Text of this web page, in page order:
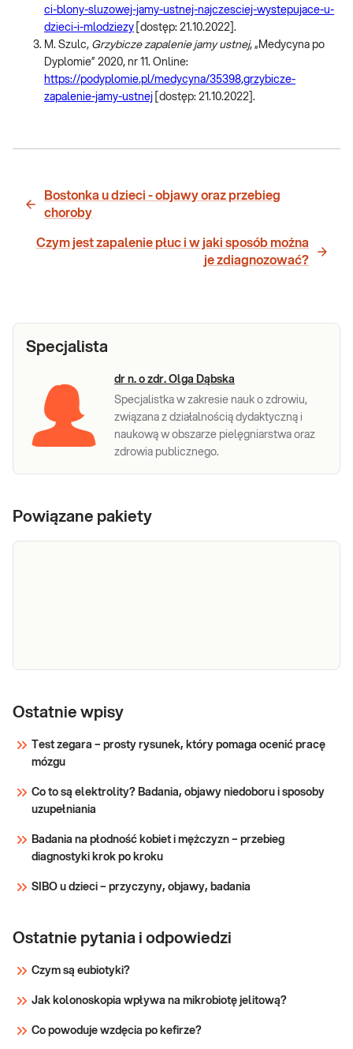
ci-blony-sluzowej-jamy-ustnej-najczesciej-wystepujace-u-
dzieci-i-mlodziezy [dostęp: 21.10.2022].
M. Szulc, Grzybicze zapalenie jamy ustnej, „Medycyna po
Dyplomie” 2020, nr 11. Online:
https://podyplomie.pl/medycyna/35398,grzybicze-
zapalenie-jamy-ustnej [dostęp: 21.10.2022].
Bostonka u dzieci - objawy oraz przebieg
choroby
Czym jest zapalenie płuc i w jaki sposób można
je zdiagnozować?
Specjalista
dr n. o zdr. Olga Dąbska
Specjalistka w zakresie nauk o zdrowiu,
związana z działalnością dydaktyczną i
naukową w obszarze pielęgniarstwa oraz
zdrowia publicznego.
Powiązane pakiety
profilaktycznyUwaga! Jeżeli kupujesz badanie dla dziecka,
– sprawdź PUNKTY PRZYJAZNE
Ostatnie wpisy
Test zegara – prosty rysunek, który pomaga ocenić pracę
mózgu
Co to są elektrolity? Badania, objawy niedoboru i sposoby
uzupełniania
Badania na płodność kobiet i mężczyzn – przebieg
diagnostyki krok po kroku
SIBO u dzieci – przyczyny, objawy, badania
Ostatnie pytania i odpowiedzi
Czym są eubiotyki?
Jak kolonoskopia wpływa na mikrobiotę jelitową?
Co powoduje wzdęcia po kefirze?